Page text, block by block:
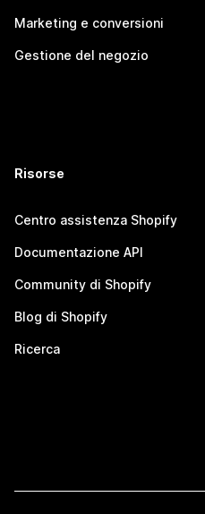
Marketing e conversioni
Gestione del negozio
Risorse
Centro assistenza Shopify
Documentazione API
Community di Shopify
Blog di Shopify
Ricerca